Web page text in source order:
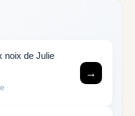
noix de Julie
→